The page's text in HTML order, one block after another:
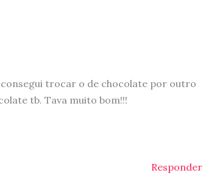
consegui trocar o de chocolate por outro
tb. Tava muito bom!!!
Responder